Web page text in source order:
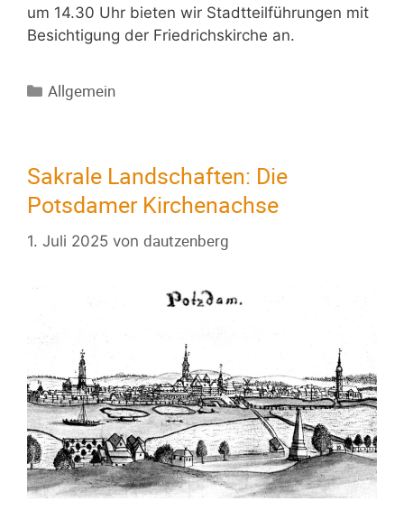
um 14.30 Uhr bieten wir Stadtteilführungen mit
Besichtigung der Friedrichskirche an.
Allgemein
Sakrale Landschaften: Die
Potsdamer Kirchenachse
1. Juli 2025 von dautzenberg